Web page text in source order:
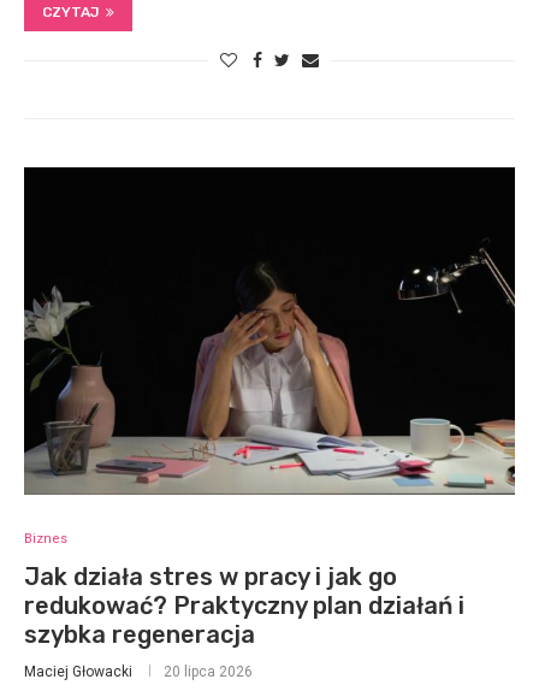
CZYTAJ
Biznes
Jak działa stres w pracy i jak go
redukować? Praktyczny plan działań i
szybka regeneracja
Maciej Głowacki 20 lipca 2026